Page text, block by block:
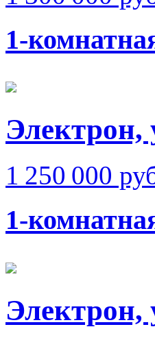
1-
Электрон,
1 250 000
1-
Электрон,